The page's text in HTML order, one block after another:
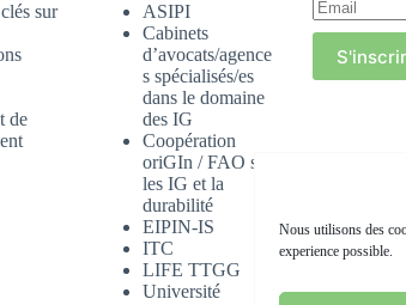
Nous utilisons des
experience possible.
sur
de
ASIPI
Cabinets
d’avocats/agence
s spécialisés/es
dans le domaine
des IG
Coopération
oriGIn / FAO sur
les IG et la
durabilité
EIPIN-IS
ITC
LIFE TTGG
Université